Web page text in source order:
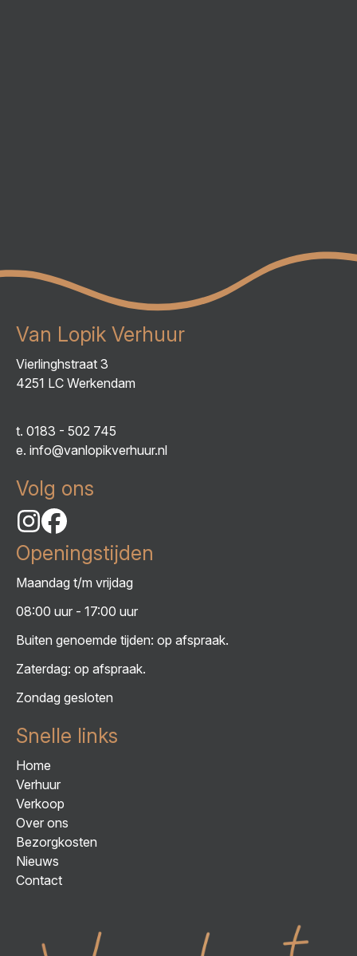
Van Lopik Verhuur
Vierlinghstraat 3
4251 LC Werkendam
t. 0183 - 502 745
e. info@vanlopikverhuur.nl
Volg ons
Openingstijden
Maandag t/m vrijdag
08:00 uur - 17:00 uur
Buiten genoemde tijden: op afspraak.
Zaterdag: op afspraak.
Zondag gesloten
Snelle links
Home
Verhuur
Verkoop
Over ons
Bezorgkosten
Nieuws
Contact